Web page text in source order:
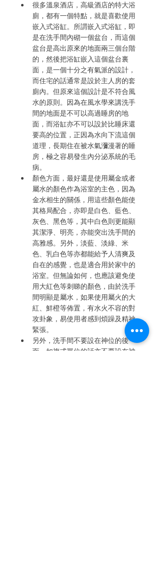
很多溫泉酒店，高級酒店的特大浴
廁，都有一個特點，就是喜歡使用
嵌入式浴缸。所謂嵌入式浴缸，即
是在洗手間內砌一個盆台，而這個
盆台是高出原來的地面兩三個台階
的，然後把浴缸嵌入這個盆台裏
面，是一個十分之有氣派的設計，
而住宅的話通常是設於主人房的套
廁內。但原來這個設計是不符合風
水的原則。因為在風水學來講洗手
間的地面是不可以高過睡房的地
面，而浴缸亦不可以設於比睡床還
要高的位置，正因為水向下流這個
道理，長期住在被水氣瀰漫著的睡
房，極之容易發生內分泌系統的毛
病。
顏色方面，最好還是使用屬金或者
屬水的顏色作為浴室的主色，因為
金水相生的關係，用這些顏色能使
其格局配合，亦即是白色、藍色、
灰色、黑色等，其中白色則更能顯
其潔淨、明亮，亦能突出洗手間的
高雅感。另外，淡藍、淡綠、米
色、乳白色等亦都能給予人清爽及
自在的感覺，也是適合用於家中的
浴室。但無論如何，也應該避免使
用大紅色等刺睇的顏色，由於洗手
間明顯是屬水，如果使用屬火的大
紅、鮮橙等佈置，有水火不容的對
攻卦象，易使用者感到煩躁及精神
緊張。
另外，洗手間不要設在神位的後
面，如複式單位的話亦不要設在神